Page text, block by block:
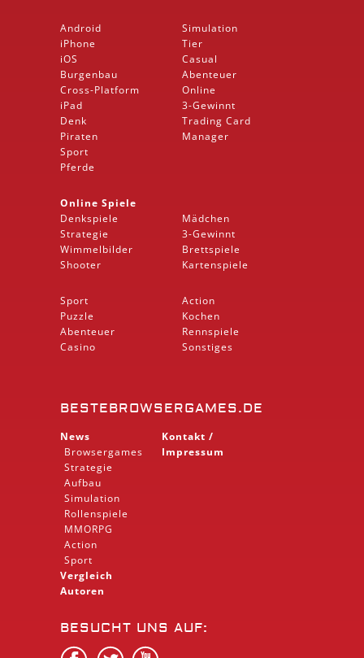
Android
iPhone
iOS
Burgenbau
Cross-Platform
iPad
Denk
Piraten
Sport
Pferde
Simulation
Tier
Casual
Abenteuer
Online
3-Gewinnt
Trading Card
Manager
Online Spiele
Denkspiele
Strategie
Wimmelbilder
Shooter
Mädchen
3-Gewinnt
Brettspiele
Kartenspiele
Sport
Puzzle
Abenteuer
Casino
Action
Kochen
Rennspiele
Sonstiges
BESTEBROWSERGAMES.DE
News
Browsergames
Strategie
Aufbau
Simulation
Rollenspiele
MMORPG
Action
Sport
Vergleich
Autoren
Kontakt /
Impressum
BESUCHT UNS AUF: